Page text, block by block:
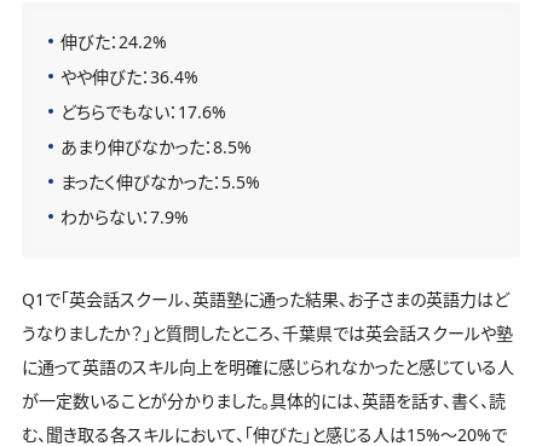
伸びた：24.2%
やや伸びた：36.4%
どちらでもない：17.6%
あまり伸びなかった：8.5%
まったく伸びなかった：5.5%
わからない：7.9%
Q1で「英会話スクール、英語塾に通った結果、お子さまの英語力はど
うなりましたか？」と質問したところ、千葉県では英会話スクールや塾
に通って英語のスキル向上を明確に感じられなかったと感じている人
が一定数いることが分かりました。具体的には、英語を話す、書く、読
む、聞き取る各スキルにおいて、「伸びた」と感じる人は15%～20%で